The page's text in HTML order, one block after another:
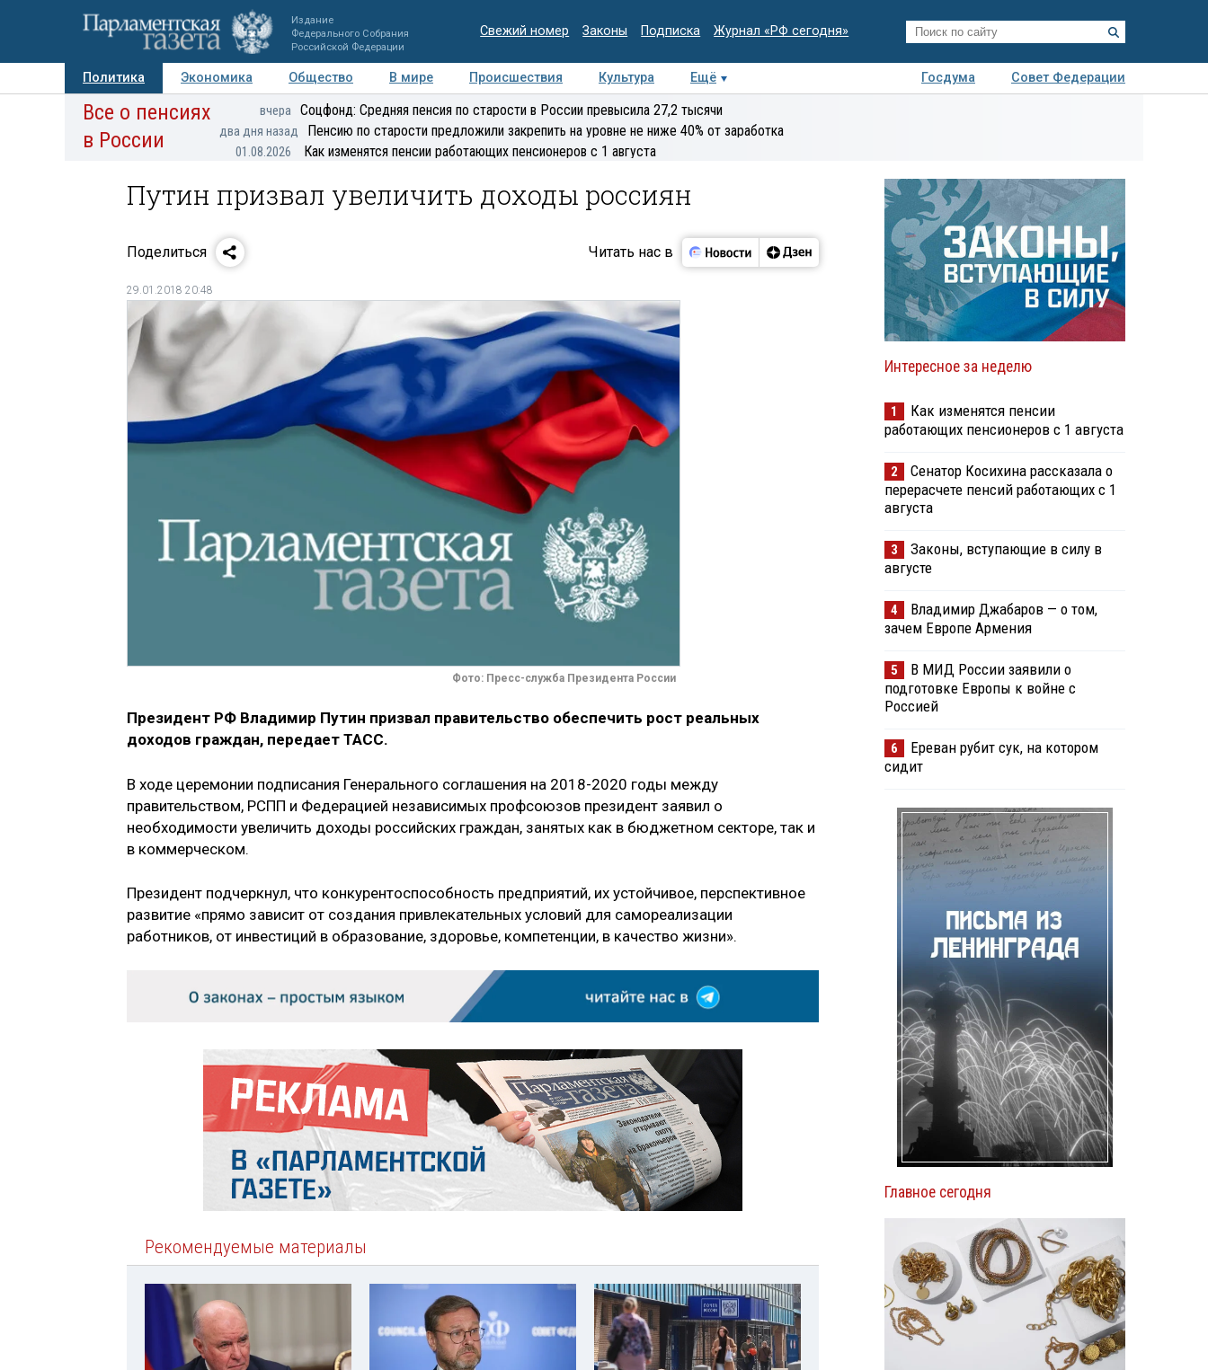
Издание
Федерального Собрания
Российской Федерации
Свежий номер Законы Подписка Журнал «РФ сегодня»
Политика Экономика Общество В мире Происшествия Культура Ещё Госдума
Совет Федерации
Авторы Персоны Мнения Регионы Медиацентр Интервью Колумнисты
экспертиза
Все о пенсиях
в России
вчера Соцфонд: Средняя пенсия по старости в России превысила 27,2 тысячи
два дня назад Пенсию по старости предложили закрепить на уровне не ниже 40% от заработка
01.08.2026 Как изменятся пенсии работающих пенсионеров с 1 августа
Путин призвал увеличить доходы россиян
Поделиться Читать нас в
29.01.2018 20:48
Фото: Пресс-служба Президента России
Президент РФ Владимир Путин призвал правительство обеспечить рост реальных
доходов граждан, передает ТАСС.
В ходе церемонии подписания Генерального соглашения на 2018-2020 годы между
правительством, РСПП и Федерацией независимых профсоюзов президент заявил о
необходимости увеличить доходы российских граждан, занятых как в бюджетном секторе, так и
в коммерческом.
Президент подчеркнул, что конкурентоспособность предприятий, их устойчивое, перспективное
развитие «прямо зависит от создания привлекательных условий для самореализации
работников, от инвестиций в образование, здоровье, компетенции, в качество жизни».
Рекомендуемые материалы
Интересное за неделю
1
Как изменятся пенсии
работающих пенсионеров с 1 августа
2
Сенатор Косихина рассказала о
перерасчете пенсий работающих с 1
августа
3
Законы, вступающие в силу в
августе
4
Владимир Джабаров — о том,
зачем Европе Армения
5
В МИД России заявили о
подготовке Европы к войне с
Россией
6
Ереван рубит сук, на котором
сидит
Главное сегодня